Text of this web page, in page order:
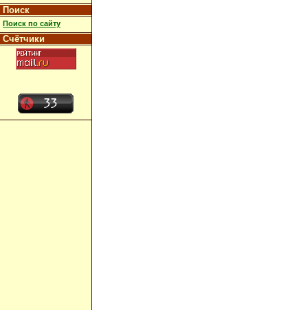
Поиск
Поиск по сайту
Счётчики